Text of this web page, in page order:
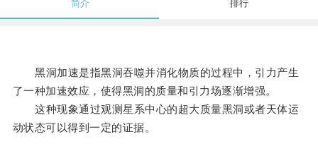
简介 排行
黑洞加速是指黑洞吞噬并消化物质的过程中，引力产生
了一种加速效应，使得黑洞的质量和引力场逐渐增强。
这种现象通过观测星系中心的超大质量黑洞或者天体运
动状态可以得到一定的证据。